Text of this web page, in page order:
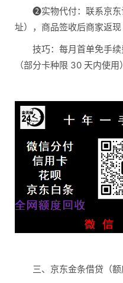
❷实物代付：联系京东
址），商品签收后商家返现
技巧：每月首单免手
（部分卡种限 30 天内使用）
三、京东金条借贷（额